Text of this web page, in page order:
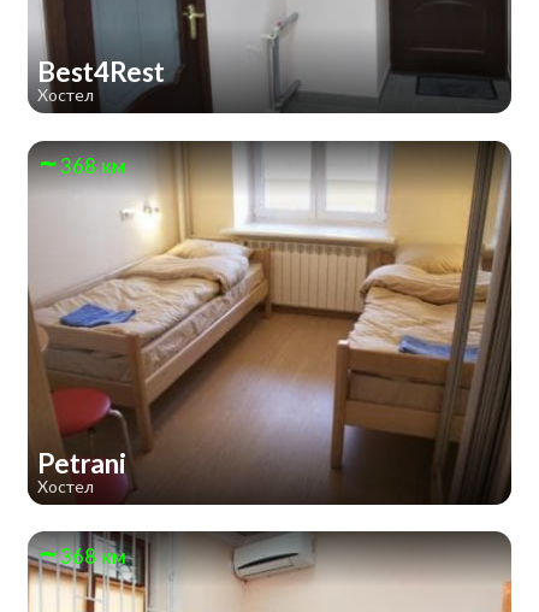
Best4Rest
Хостел
368 км
Petrani
Хостел
368 км